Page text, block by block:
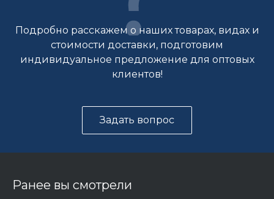
Подробно расскажем о наших товарах, видах и
стоимости доставки, подготовим
индивидуальное предложение для оптовых
клиентов!
Задать вопрос
Ранее вы смотрели